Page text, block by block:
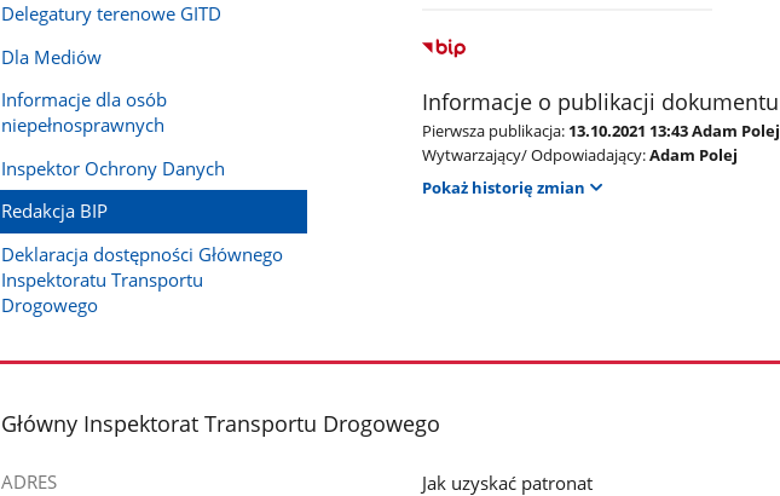
Delegatury terenowe GITD
Dla Mediów
Informacje dla osób
niepełnosprawnych
Inspektor Ochrony Danych
Redakcja BIP
Deklaracja dostępności Głównego
Inspektoratu Transportu
Drogowego
Informacje o publikacji dokumentu
Pierwsza publikacja: 13.10.2021 13:43 Adam Polej
Wytwarzający/ Odpowiadający:Adam Polej
Pokaż historię zmian
stopka
Główny Inspektorat Transportu Drogowego
ADRES
Jak uzyskać patronat